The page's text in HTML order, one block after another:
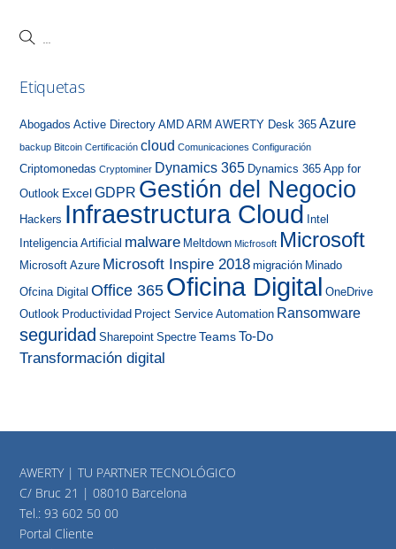
Etiquetas
Abogados Active Directory AMD ARM AWERTY Desk 365 Azure
backup Bitcoin Certificación cloud Comunicaciones Configuración
Criptomonedas Cryptominer Dynamics 365 Dynamics 365 App for
Outlook Excel GDPR Gestión del Negocio
Hackers Infraestructura Cloud Intel
Inteligencia Artificial malware Meltdown Micfrosoft Microsoft
Microsoft Azure Microsoft Inspire 2018 migración Minado
Ofcina Digital Office 365 Oficina Digital OneDrive
Outlook Productividad Project Service Automation Ransomware
seguridad Sharepoint Spectre Teams To-Do
Transformación digital
AWERTY | TU PARTNER TECNOLÓGICO
C/ Bruc 21 | 08010 Barcelona
Tel.:93 602 50 00
Portal Cliente